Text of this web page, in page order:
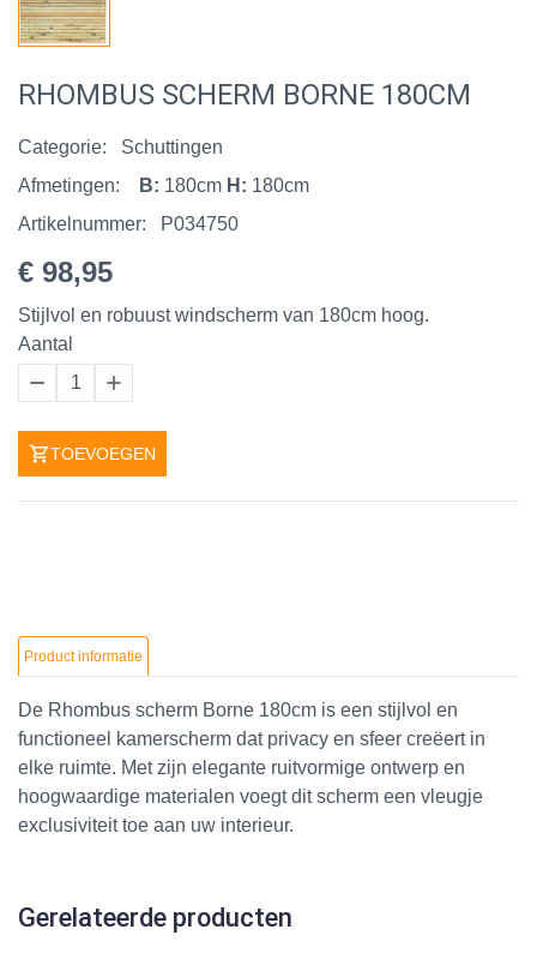
RHOMBUS SCHERM BORNE 180CM
Categorie:
Schuttingen
Afmetingen:
B: 180cm H: 180cm
Artikelnummer:
P034750
€ 98,95
Stijlvol en robuust windscherm van 180cm hoog.
Aantal
1
TOEVOEGEN
Product informatie
De Rhombus scherm Borne 180cm is een stijlvol en
functioneel kamerscherm dat privacy en sfeer creëert in
elke ruimte. Met zijn elegante ruitvormige ontwerp en
hoogwaardige materialen voegt dit scherm een vleugje
exclusiviteit toe aan uw interieur.
Gerelateerde producten